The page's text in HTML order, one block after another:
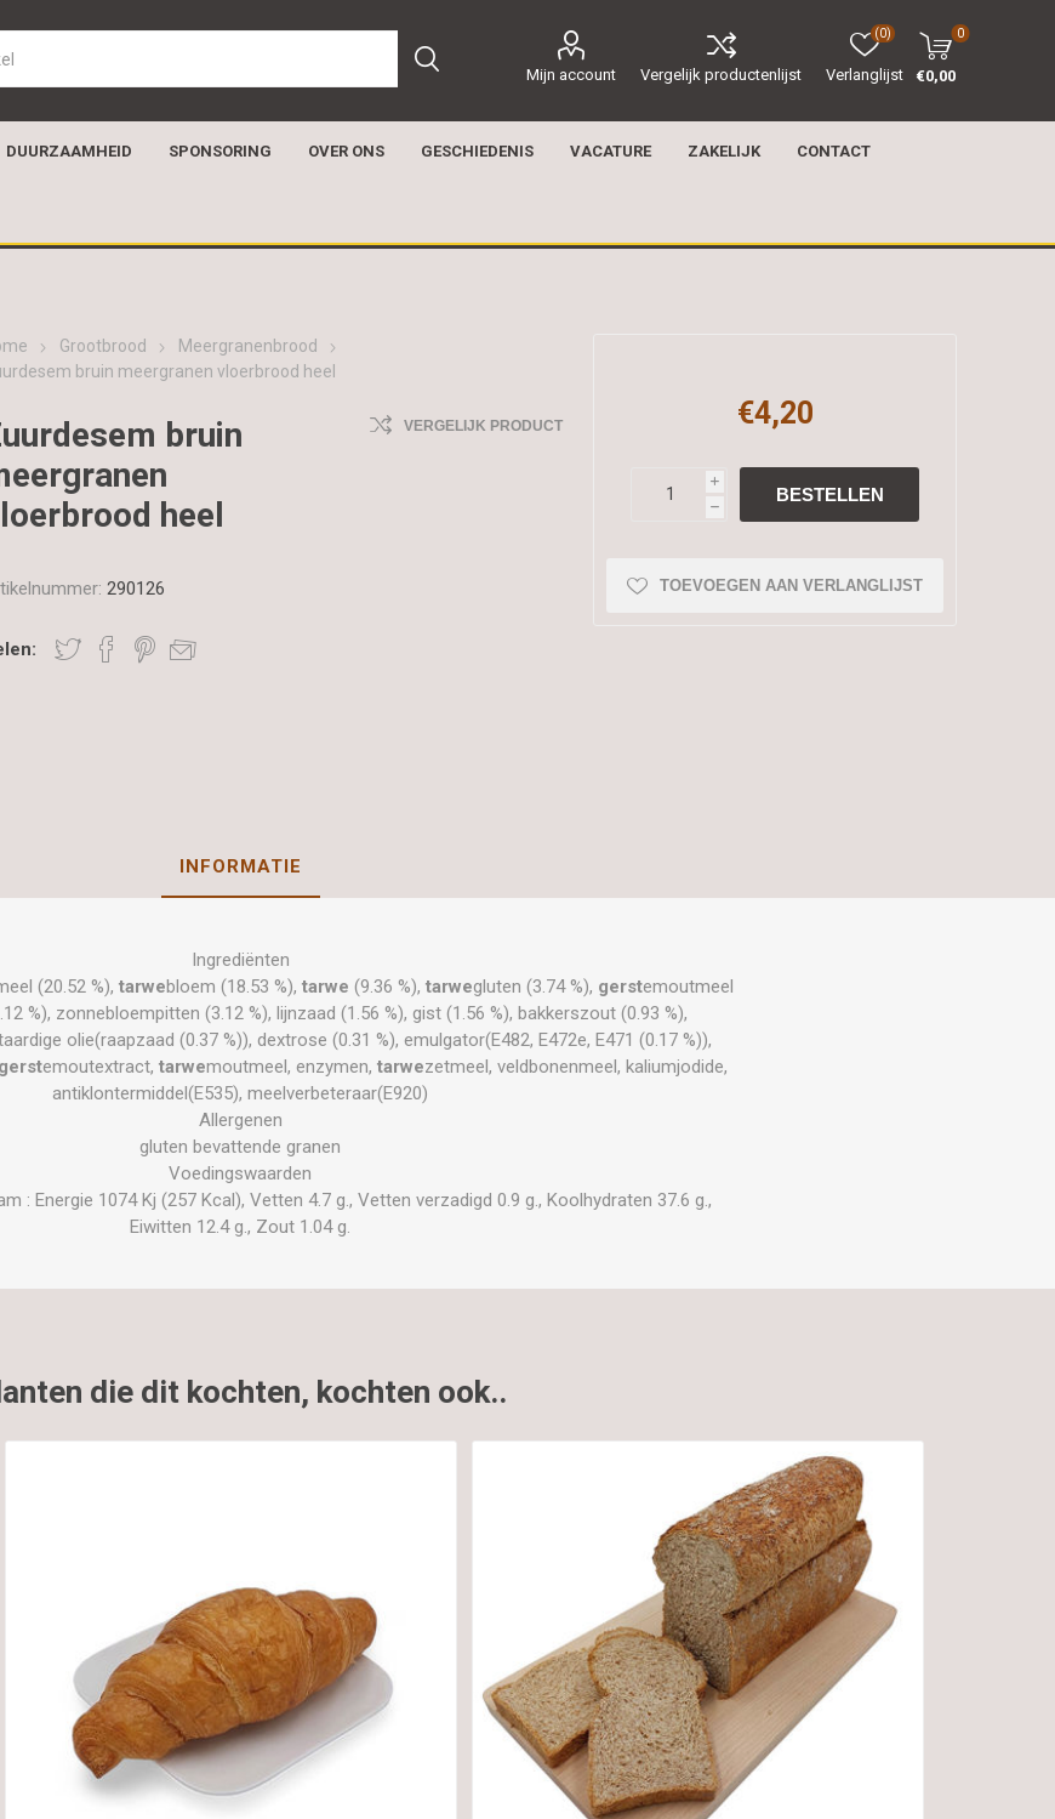
Mijn account Vergelijk productenlijst Verlanglijst
(0) 0
€0,00
DUURZAAMHEID SPONSORING OVER ONS GESCHIEDENIS VACATURE ZAKELIJK CONTACT
Grootbrood
Meergranenbrood
bruin meergranen vloerbrood heel
bruin
heel
VERGELIJK PRODUCT
290126
€4,20
i
h
TOEVOEGEN AAN VERLANGLIJST
INFORMATIE
Ingrediënten
(20.52 %), tarwebloem (18.53 %), tarwe (9.36 %), tarwegluten (3.74 %), gerstemoutmeel
%), zonnebloempitten (3.12 %), lijnzaad (1.56 %), gist (1.56 %), bakkerszout (0.93 %),
olie(raapzaad (0.37 %)), dextrose (0.31 %), emulgator(E482, E472e, E471 (0.17 %)),
gerstemoutextract, tarwemoutmeel, enzymen, tarwezetmeel, veldbonenmeel, kaliumjodide,
antiklontermiddel(E535), meelverbeteraar(E920)
Allergenen
gluten bevattende granen
Voedingswaarden
: Energie 1074 Kj (257 Kcal), Vetten 4.7 g., Vetten verzadigd 0.9 g., Koolhydraten 37.6 g.,
Eiwitten 12.4 g., Zout 1.04 g.
die dit kochten, kochten ook..